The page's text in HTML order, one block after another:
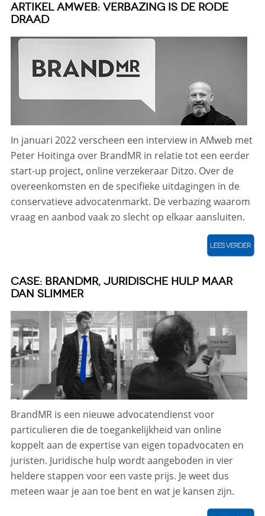
ARTIKEL AMWEB: VERBAZING IS DE RODE
DRAAD
In januari 2022 verscheen een interview in AMweb met
Peter Hoitinga over BrandMR in relatie tot een eerder
start-up project, online verzekeraar Ditzo. Over de
overeenkomsten en de specifieke uitdagingen in de
conservatieve advocatenmarkt. De verbazing waarom
vraag en aanbod vaak zo slecht op elkaar aansluiten.
CASE: BRANDMR, JURIDISCHE HULP MAAR
DAN SLIMMER
BrandMR is een nieuwe advocatendienst voor
particulieren die de toegankelijkheid van online
koppelt aan de expertise van eigen topadvocaten en
juristen. Juridische hulp wordt aangeboden in vier
heldere stappen voor een vaste prijs. Je weet dus
meteen waar je aan toe bent en wat je kansen zijn.